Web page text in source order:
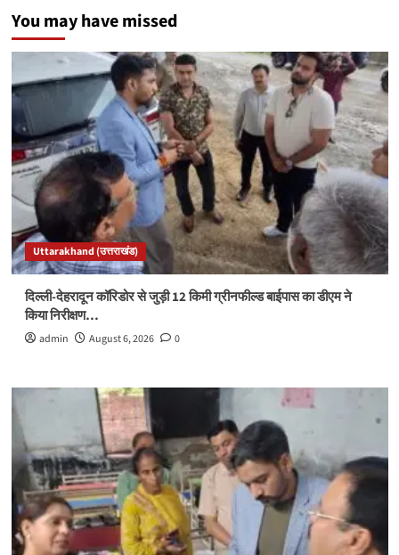
You may have missed
Uttarakhand (उत्तराखंड)
दिल्ली-देहरादून कॉरिडोर से जुड़ी 12 किमी ग्रीनफील्ड बाईपास का डीएम ने
किया निरीक्षण…
admin August 6, 2026 0